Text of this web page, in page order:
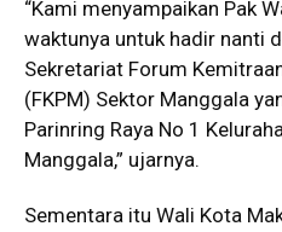
“Kami menyampaikan Pak
waktunya untuk hadir nanti
Sekretariat Forum
(FKPM) Sektor Manggala
Parinring Raya No 1
Manggala,” ujarnya.
Sementara itu Wali Kota